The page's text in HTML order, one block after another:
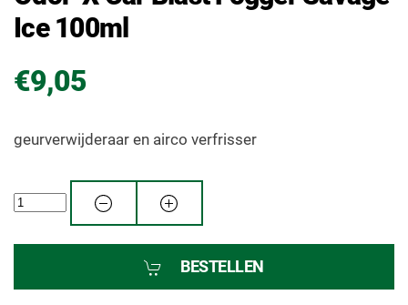
Ice 100ml
€9,05
geurverwijderaar en airco verfrisser
BESTELLEN